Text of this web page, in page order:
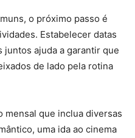
o próximo passo é
Estabelecer datas
ajuda a garantir que
de lado pela rotina
mensal que inclua diversas
uma ida ao cinema